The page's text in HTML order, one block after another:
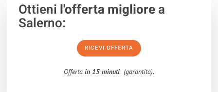
Ottieni l'offerta migliorea
Salerno:
RICEVI OFFERTA
Offerta in 15 minuti (garantita).